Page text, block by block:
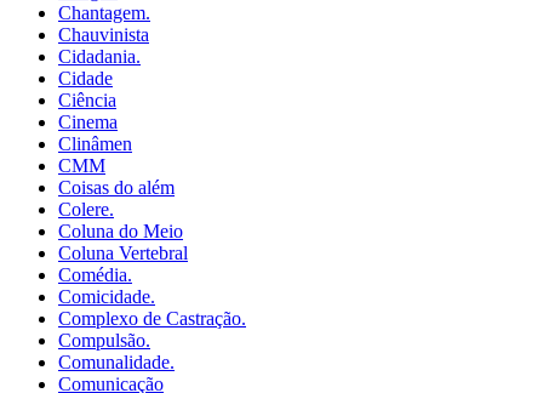
Chantagem.
Chauvinista
Cidadania.
Cidade
Ciência
Cinema
Clinâmen
CMM
Coisas do além
Colere.
Coluna do Meio
Coluna Vertebral
Comédia.
Comicidade.
Complexo de Castração.
Compulsão.
Comunalidade.
Comunicação